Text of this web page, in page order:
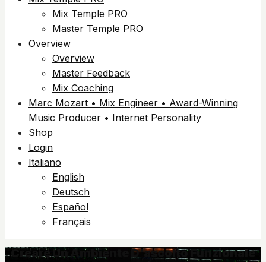
Mix Temple PRO
Master Temple PRO
Overview
Overview
Master Feedback
Mix Coaching
Marc Mozart • Mix Engineer • Award-Winning
Music Producer • Internet Personality
Shop
Login
Italiano
English
Deutsch
Español
Français
Creare Un Ambiente D'ascolto Funzionale